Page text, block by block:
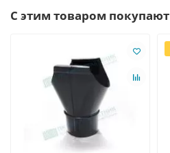
С этим товаром покупают